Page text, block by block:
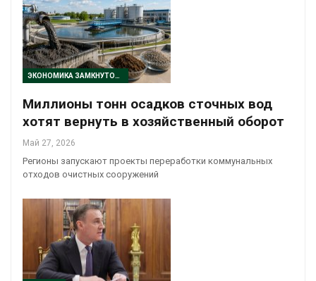
ЭКОНОМИКА ЗАМКНУТОГО ЦИКЛА
Миллионы тонн осадков сточных вод
хотят вернуть в хозяйственный оборот
Май 27, 2026
Регионы запускают проекты переработки коммунальных
отходов очистных сооружений